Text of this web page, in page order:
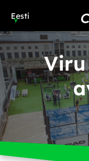
Eesti
Viru